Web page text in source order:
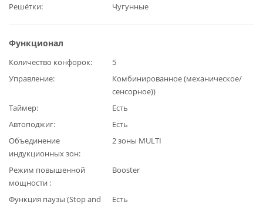
Решётки Чугунные
Функционал
Количество конфорок
5
Управление
Комбинированное (механическое/
сенсорное))
Таймер
Есть
Автоподжиг
Есть
Объединение
индукционных зон
2 зоны MULTI
Режим повышенной
мощности
Booster
Функция паузы (Stop and
Есть